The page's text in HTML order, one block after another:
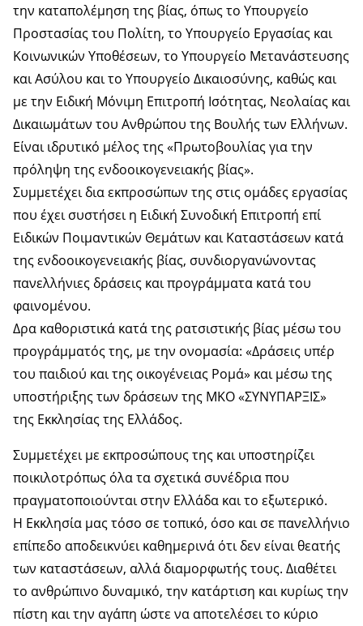
την καταπολέμηση της βίας, όπως το Υπουργείο
Προστασίας του Πολίτη, το Υπουργείο Εργασίας και
Κοινωνικών Υποθέσεων, το Υπουργείο Μετανάστευσης
και Ασύλου και το Υπουργείο Δικαιοσύνης, καθώς και
με την Ειδική Μόνιμη Επιτροπή Ισότητας, Νεολαίας και
Δικαιωμάτων του Ανθρώπου της Βουλής των Ελλήνων.
Είναι ιδρυτικό μέλος της «Πρωτοβουλίας για την
πρόληψη της ενδοοικογενειακής βίας».
Συμμετέχει δια εκπροσώπων της στις ομάδες εργασίας
που έχει συστήσει η Ειδική Συνοδική Επιτροπή επί
Ειδικών Ποιμαντικών Θεμάτων και Καταστάσεων κατά
της ενδοοικογενειακής βίας, συνδιοργανώνοντας
πανελλήνιες δράσεις και προγράμματα κατά του
φαινομένου.
Δρα καθοριστικά κατά της ρατσιστικής βίας μέσω του
προγράμματός της, με την ονομασία: «Δράσεις υπέρ
του παιδιού και της οικογένειας Ρομά» και μέσω της
υποστήριξης των δράσεων της ΜΚΟ «ΣΥΝΥΠΑΡΞΙΣ»
της Εκκλησίας της Ελλάδος.
Συμμετέχει με εκπροσώπους της και υποστηρίζει
ποικιλοτρόπως όλα τα σχετικά συνέδρια που
πραγματοποιούνται στην Ελλάδα και το εξωτερικό.
Η Εκκλησία μας τόσο σε τοπικό, όσο και σε πανελλήνιο
επίπεδο αποδεικνύει καθημερινά ότι δεν είναι θεατής
των καταστάσεων, αλλά διαμορφωτής τους. Διαθέτει
το ανθρώπινο δυναμικό, την κατάρτιση και κυρίως την
πίστη και την αγάπη ώστε να αποτελέσει το κύριο